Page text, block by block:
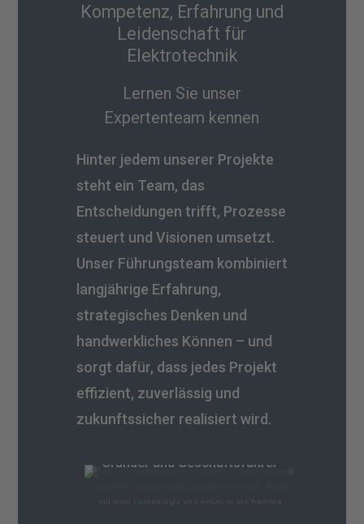
Kompetenz, Erfahrung und
Leidenschaft für
Elektrotechnik
Lernen Sie unser
Expertenteam kennen
Hinter jedem unserer Projekte
steht ein Team, das
Entscheidungen trifft, Prozesse
steuert und Visionen umsetzt.
Unser Führungsteam kombiniert
langjährige Erfahrung,
strategisches Denken und
handwerkliches Können – und
sorgt dafür, dass jedes Projekt
effizient, zuverlässig und
zukunftssicher realisiert wird.
Thorsten Sparolin
Gründer und Geschäftsführer